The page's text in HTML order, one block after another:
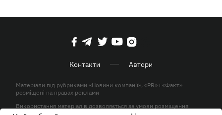
Контакти Автори
Матеріали під рубриками «Новини компанії», «PR» і «Факт»
розміщені на правах реклами
Використання матеріалів дозволяється за умови розміщення
активного гіперпосилання на KP.UA в першому абзаці.